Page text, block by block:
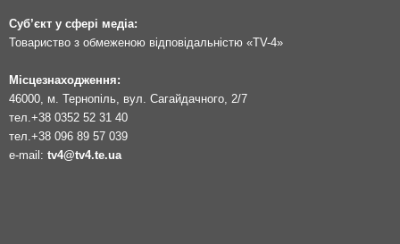
Суб’єкт у сфері медіа:
Товариство з обмеженою відповідальністю «TV-4»
Місцезнаходження:
46000, м. Тернопіль, вул. Сагайдачного, 2/7
тел. +38 0352 52 31 40
тел. +38 096 89 57 039
e-mail: tv4@tv4.te.ua